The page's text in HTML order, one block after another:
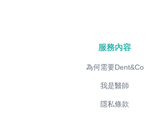
服務內容
為何需要Dent&Co
我是醫師
隱私條款